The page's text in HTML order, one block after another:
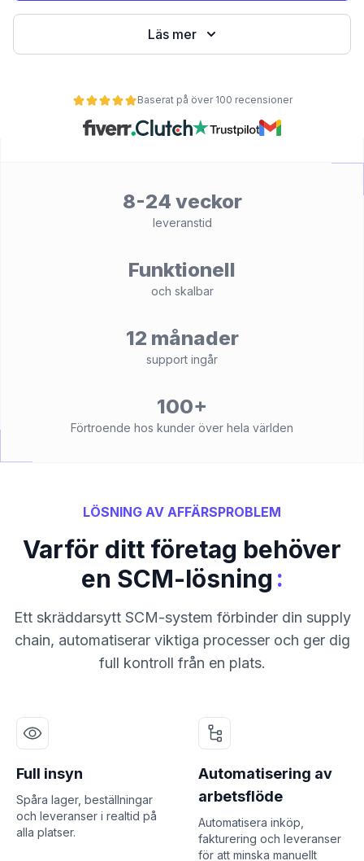
Läs mer
Baserat på över 100 recensioner
8-24 veckor
leveranstid
Funktionell
och skalbar
12 månader
support ingår
100+
Förtroende hos kunder över hela världen
LÖSNING AV AFFÄRSPROBLEM
Varför ditt företag behöver
en SCM-lösning :
Ett skräddarsytt SCM-system förbinder din supply
chain, automatiserar viktiga processer och ger dig
full kontroll från en plats.
Full insyn
Spåra lager, beställningar
och leveranser i realtid på
alla platser.
Automatisering av
arbetsflöde
Automatisera inköp,
fakturering och leveranser
för att minska manuellt